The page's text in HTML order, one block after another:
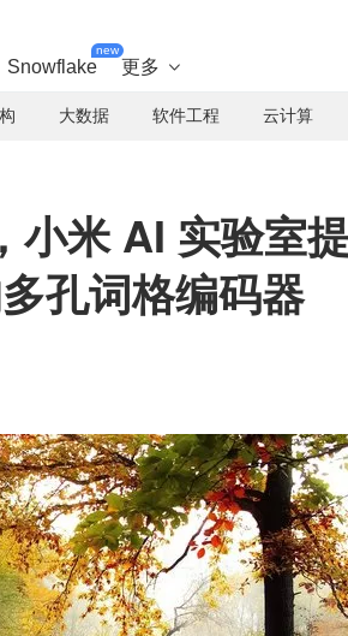
Snowflake
new
更多 
大数据 软件工程 云计算
小米 AI 实验室
孔词格编码器